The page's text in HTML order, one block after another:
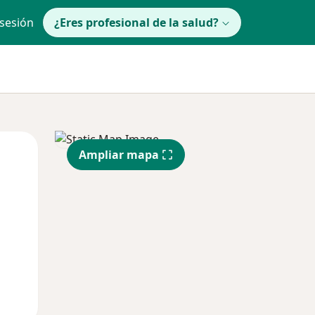
¿Eres profesional de la salud?
Jue
13 Ago
Vie
14 Ago
Ampliar mapa